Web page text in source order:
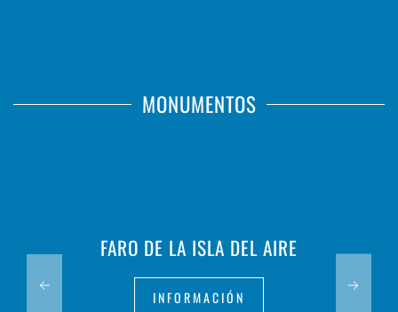
MONUMENTOS
FARO DE LA ISLA DEL AIRE
INFORMACIÓN